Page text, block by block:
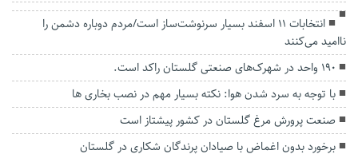
انتخابات ۱۱ اسفند بسیار سرنوشت‌ساز است/مردم دوباره دشمن را
ناامید می‌کنند
۱۹۰ واحد در شهرک‌های صنعتی گلستان راکد است.
با توجه به سرد شدن هوا: نکته بسیار مهم در نصب بخاری ها
صنعت پرورش مرغ گلستان در کشور پیشتاز است
برخورد بدون اغماض با صیادان پرندگان شکاری در گلستان